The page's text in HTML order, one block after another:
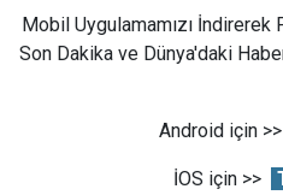
Mobil Uygulamamızı İndirerek
Son Dakika ve Dünya'daki
Android için >>
İOS için >>